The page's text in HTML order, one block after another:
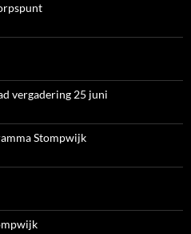
vergadering 25 juni
Stompwijk